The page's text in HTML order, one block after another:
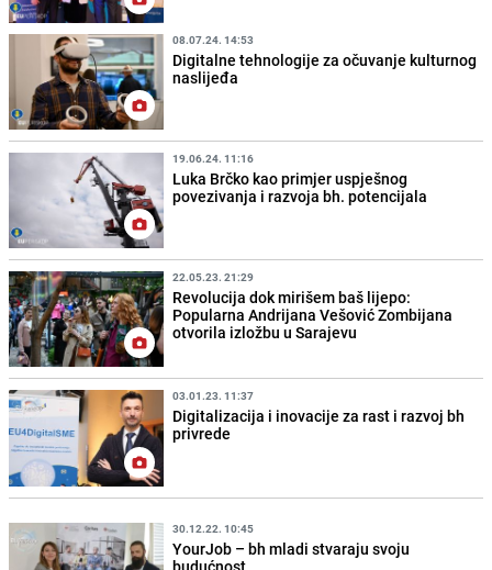
08.07.24. 14:53
Digitalne tehnologije za očuvanje kulturnog
naslijeđa
19.06.24. 11:16
Luka Brčko kao primjer uspješnog
povezivanja i razvoja bh. potencijala
22.05.23. 21:29
Revolucija dok mirišem baš lijepo:
Popularna Andrijana Vešović Zombijana
otvorila izložbu u Sarajevu
03.01.23. 11:37
Digitalizacija i inovacije za rast i razvoj bh
privrede
30.12.22. 10:45
YourJob – bh mladi stvaraju svoju
budućnost